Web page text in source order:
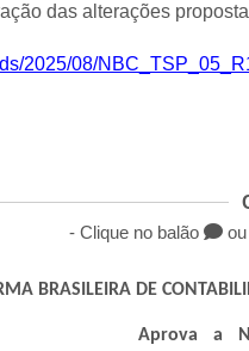
das alterações
2025/08/
- Clique no balão
BRASILEIRA DE
Aprova a